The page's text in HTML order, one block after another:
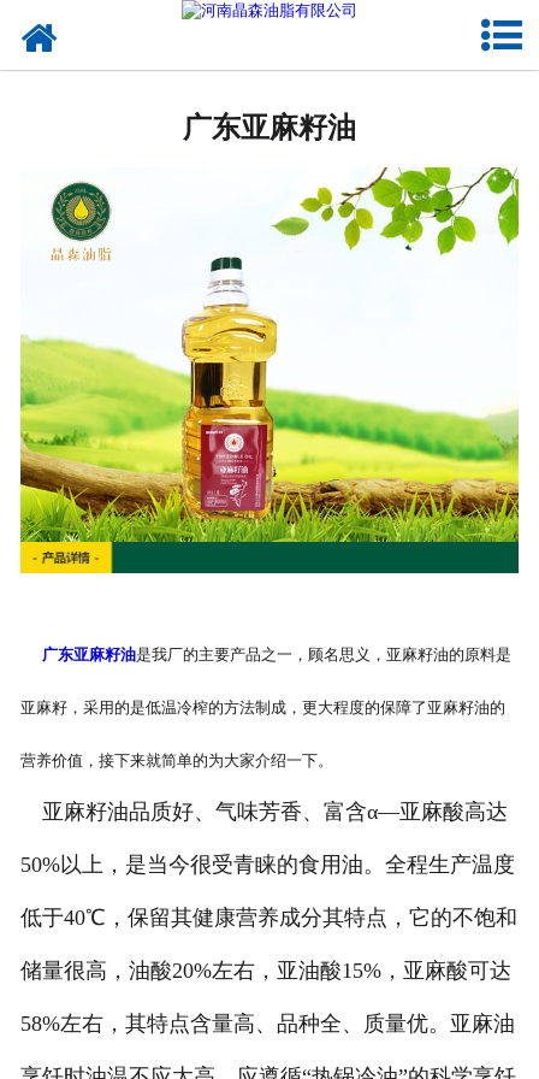
广东来料代工
广东亚麻籽油
广东亚麻籽油是我厂的主要产品之一，顾名思义，亚麻籽油的原料是
亚麻籽，采用的是低温冷榨的方法制成，更大程度的保障了亚麻籽油的
营养价值，接下来就简单的为大家介绍一下。
亚麻籽油品质好、气味芳香、富含α—亚麻酸高达
50%以上，是当今很受青睐的食用油。全程生产温度
低于40℃，保留其健康营养成分其特点，它的不饱和
储量很高，油酸20%左右，亚油酸15%，亚麻酸可达
58%左右，其特点含量高、品种全、质量优。亚麻油